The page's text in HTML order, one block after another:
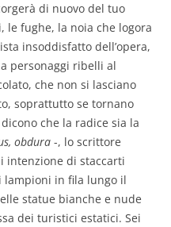
di nuovo del tuo
fughe, la noia che logora
insoddisfatto dell’opera,
personaggi ribelli al
che non si lasciano
soprattutto se tornano
che la radice sia la
obdura -, lo scrittore
intenzione di staccarti
lampioni in fila lungo il
statue bianche e nude
dei turistici estatici. Sei